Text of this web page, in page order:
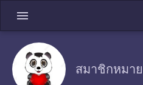
menu
สมาชิกหมา